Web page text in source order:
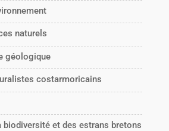
naturels
géologique
costarmoricains
biodiversité et des estrans bretons